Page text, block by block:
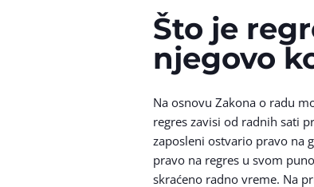
Što je
njegovo
Na osnovu Zakona o radu
regres zavisi od radnih sati
zaposleni ostvario pravo na
pravo na regres u svom
skraćeno radno vreme. Na